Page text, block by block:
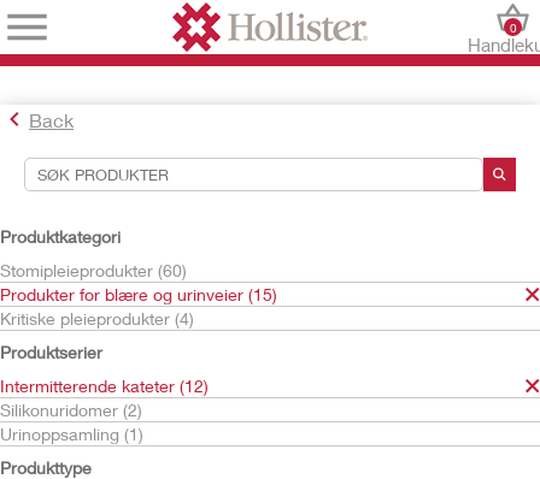
0
Back
Produktkategori
Stomipleieprodukter (60)
Produkter for blære og urinveier (15)
Kritiske pleieprodukter (4)
Produktserier
Intermitterende kateter (12)
Silikonuridomer (2)
Urinoppsamling (1)
Produkttype
Søkeverktøy
Dine valg:
Produkter for blære og urinveier
Intermitterende kateter
Ditt valg matchet12resultater
Sorter etter: